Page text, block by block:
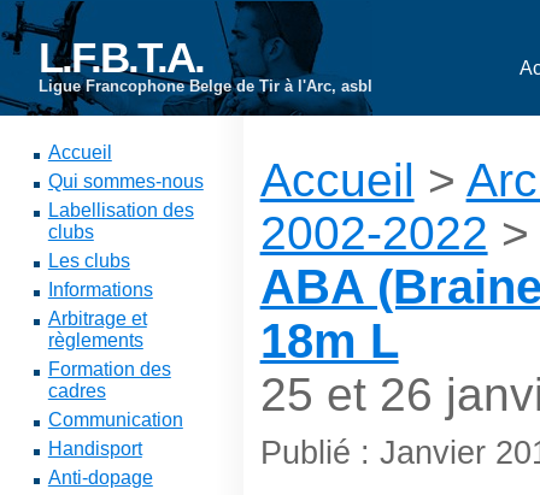
L.F.B.T.A.
Ligue Francophone Belge de Tir à l'Arc, asbl
Accueil
Qui sommes-nous
Labellisation des
clubs
Les clubs
Informations
Arbitrage et
règlements
Formation des
cadres
Communication
Handisport
Anti-dopage
Accueil >
2002-2022
ABA
18m L
25 et 26
Publié : Janvier